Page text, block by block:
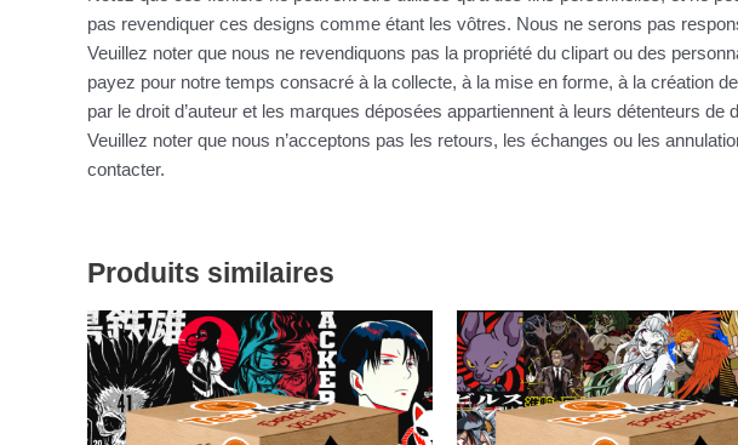
pas revendiquer ces designs comme étant les vôtres. Nous ne serons pas
Veuillez noter que nous ne revendiquons pas la propriété du clipart ou des
payez pour notre temps consacré à la collecte, à la mise en forme, à la création
par le droit d’auteur et les marques déposées appartiennent à leurs détenteurs
Veuillez noter que nous n’acceptons pas les retours, les échanges ou les
contacter.
Produits similaires